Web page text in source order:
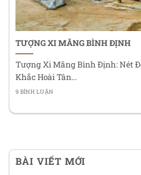
TƯỢNG XI MĂNG BÌNH ĐỊNH
Tượng Xi Măng Bình Định: Nét
Khắc Hoài Tân...
9 BÌNH LUẬN
BÀI VIẾT MỚI